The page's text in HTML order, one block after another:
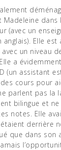
Madeleine dans
(avec un
Elle est
un niveau
a
(un assistant
cours pour
parlent pas la
bilingue et
notes. Elle
derrière
que dans son